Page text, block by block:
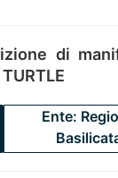
di
Ente: